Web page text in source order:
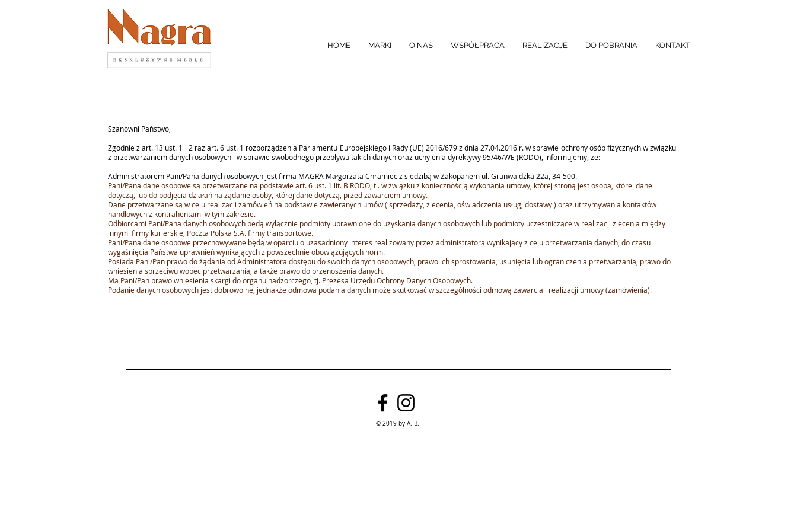
HOME MARKI O NAS WSPÓŁPRACA REALIZACJE DO POBRANIA KONTAKT
Szanowni Państwo,
Zgodnie z art. 13 ust. 1 i 2 raz art. 6 ust. 1 rozporządzenia Parlamentu Europejskiego i Rady (UE) 2016/679 z dnia 27.04.2016 r. w sprawie ochrony osób fizycznych w związku
z przetwarzaniem danych osobowych i w sprawie swobodnego przepływu takich danych oraz uchylenia dyrektywy 95/46/WE (RODO), informujemy, że:
Administratorem Pani/Pana danych osobowych jest firma MAGRA Małgorzata Chramiec z siedzibą w Zakopanem ul. Grunwaldzka 22a, 34-500.
Pani/Pana dane osobowe są przetwarzane na podstawie art. 6 ust. 1 lit. B RODO, tj. w związku z koniecznością wykonania umowy, której stroną jest osoba, której dane
dotyczą, lub do podjęcia działań na żądanie osoby, której dane dotyczą, przed zawarciem umowy.
Dane przetwarzane są w celu realizacji zamówień na podstawie zawieranych umów ( sprzedaży, zlecenia, oświadczenia usług, dostawy ) oraz utrzymywania kontaktów
handlowych z kontrahentami w tym zakresie.
Odbiorcami Pani/Pana danych osobowych będą wyłącznie podmioty uprawnione do uzyskania danych osobowych lub podmioty uczestniczące w realizacji zlecenia między
innymi firmy kurierskie, Poczta Polska S.A. firmy transportowe.
Pani/Pana dane osobowe przechowywane będą w oparciu o uzasadniony interes realizowany przez administratora wynikający z celu przetwarzania danych, do czasu
wygaśnięcia Państwa uprawnień wynikających z powszechnie obowiązujących norm.
Posiada Pani/Pan prawo do żądania od Administratora dostępu do swoich danych osobowych, prawo ich sprostowania, usunięcia lub ograniczenia przetwarzania, prawo do
wniesienia sprzeciwu wobec przetwarzania, a także prawo do przenoszenia danych.
Ma Pani/Pan prawo wniesienia skargi do organu nadzorczego, tj. Prezesa Urzędu Ochrony Danych Osobowych.
Podanie danych osobowych jest dobrowolne, jednakże odmowa podania danych może skutkować w szczególności odmową zawarcia i realizacji umowy (zamówienia).
© 2019 by A. B.